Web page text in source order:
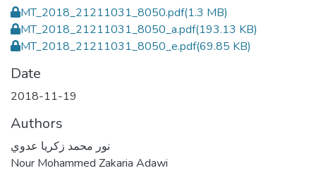
MT_2018_21211031_8050.pdf(1.3 MB)
MT_2018_21211031_8050_a.pdf(193.13 KB)
MT_2018_21211031_8050_e.pdf(69.85 KB)
Date
2018-11-19
Authors
نور محمد زكريا عدوي
Nour Mohammed Zakaria Adawi